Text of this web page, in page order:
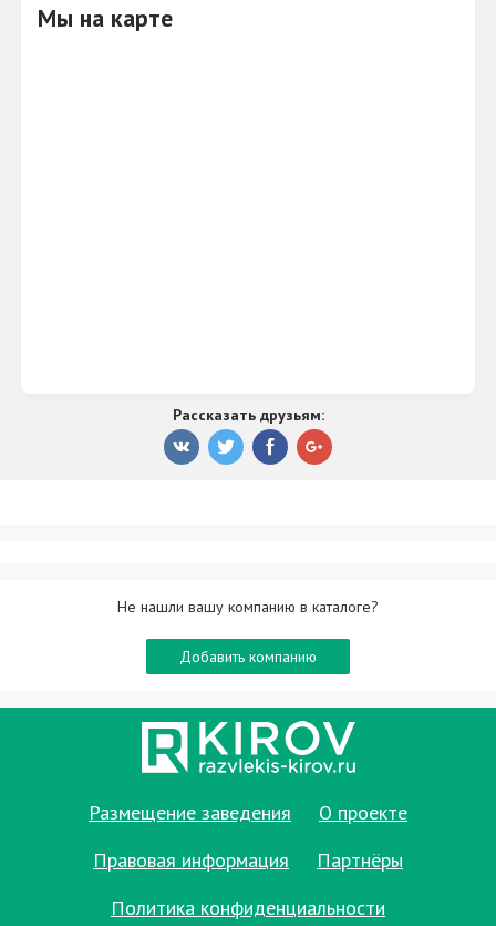
Мы на карте
Рассказать друзьям:
Не нашли вашу компанию в каталоге?
Добавить компанию
Размещение заведения
О проекте
Правовая информация
Партнёры
Политика конфиденциальности